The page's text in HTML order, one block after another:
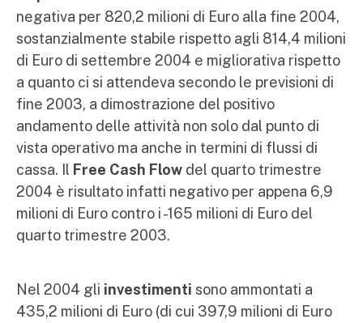
negativa per 820,2 milioni di Euro alla fine 2004,
sostanzialmente stabile rispetto agli 814,4 milioni
di Euro di settembre 2004 e migliorativa rispetto
a quanto ci si attendeva secondo le previsioni di
fine 2003, a dimostrazione del positivo
andamento delle attività non solo dal punto di
vista operativo ma anche in termini di flussi di
cassa. Il Free Cash Flow del quarto trimestre
2004 è risultato infatti negativo per appena 6,9
milioni di Euro contro i -165 milioni di Euro del
quarto trimestre 2003.
Nel 2004 gli investimenti sono ammontati a
435,2 milioni di Euro (di cui 397,9 milioni di Euro